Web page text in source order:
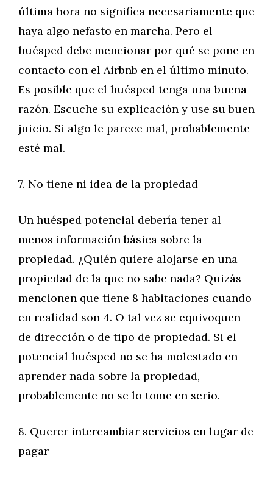
última hora no significa necesariamente que
haya algo nefasto en marcha. Pero el
huésped debe mencionar por qué se pone en
contacto con el Airbnb en el último minuto.
Es posible que el huésped tenga una buena
razón. Escuche su explicación y use su buen
juicio. Si algo le parece mal, probablemente
esté mal.
7. No tiene ni idea de la propiedad
Un huésped potencial debería tener al
menos información básica sobre la
propiedad. ¿Quién quiere alojarse en una
propiedad de la que no sabe nada? Quizás
mencionen que tiene 8 habitaciones cuando
en realidad son 4. O tal vez se equivoquen
de dirección o de tipo de propiedad. Si el
potencial huésped no se ha molestado en
aprender nada sobre la propiedad,
probablemente no se lo tome en serio.
8. Querer intercambiar servicios en lugar de
pagar